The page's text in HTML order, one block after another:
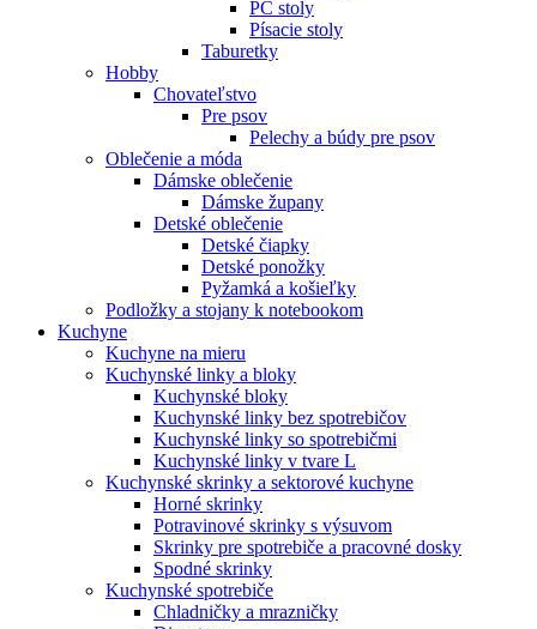
PC stoly
Písacie stoly
Taburetky
Hobby
Chovateľstvo
Pre psov
Pelechy a búdy pre psov
Oblečenie a móda
Dámske oblečenie
Dámske župany
Detské oblečenie
Detské čiapky
Detské ponožky
Pyžamká a košieľky
Podložky a stojany k notebookom
Kuchyne
Kuchyne na mieru
Kuchynské linky a bloky
Kuchynské bloky
Kuchynské linky bez spotrebičov
Kuchynské linky so spotrebičmi
Kuchynské linky v tvare L
Kuchynské skrinky a sektorové kuchyne
Horné skrinky
Potravinové skrinky s výsuvom
Skrinky pre spotrebiče a pracovné dosky
Spodné skrinky
Kuchynské spotrebiče
Chladničky a mrazničky